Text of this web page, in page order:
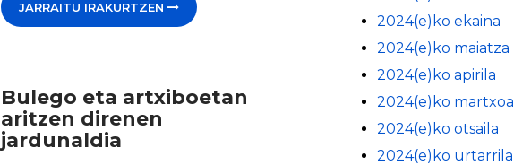
JARRAITU IRAKURTZEN
Bulego eta artxiboetan
aritzen direnen
jardunaldia
2024(e)ko ekaina
2024(e)ko maiatza
2024(e)ko apirila
2024(e)ko martxoa
2024(e)ko otsaila
2024(e)ko urtarrila